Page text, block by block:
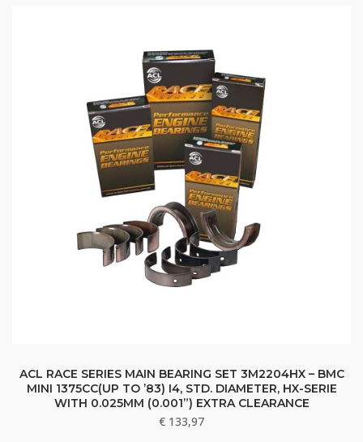
ACL RACE SERIES MAIN BEARING SET 3M2204HX – BMC
MINI 1375CC(UP TO ’83) I4, STD. DIAMETER, HX-SERIE
WITH 0.025MM (0.001”) EXTRA CLEARANCE
€ 133,97